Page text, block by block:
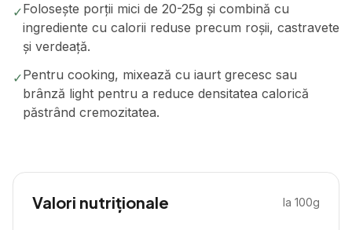
✓Folosește porții mici de 20-25g și combină cu
ingrediente cu calorii reduse precum roșii, castravete
și verdeață.
✓Pentru cooking, mixează cu iaurt grecesc sau
brânză light pentru a reduce densitatea calorică
păstrând cremozitatea.
Valori nutriționale la 100g